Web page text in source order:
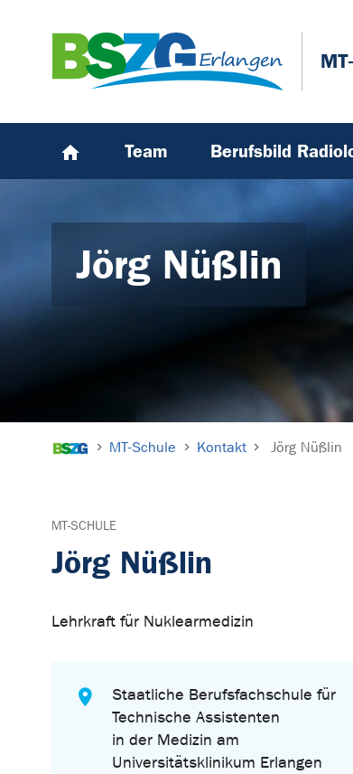
Team Berufsbild
Jörg Nüßlin
MT-Schule Kontakt Jörg Nüßlin
MT-SCHULE
Jörg Nüßlin
Lehrkraft für Nuklearmedizin
Staatliche Berufsfachschule für
Technische Assistenten
in der Medizin am
Universitätsklinikum Erlangen